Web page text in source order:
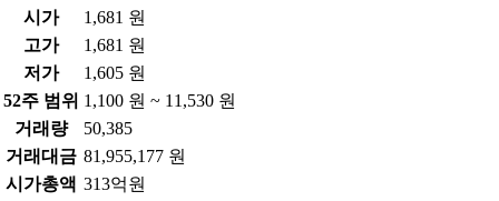
시가
1,681 원
고가
1,681 원
저가
1,605 원
52주 범위 1,100 원 ~ 11,530 원
거래량
50,385
거래대금 81,955,177 원
시가총액 313억원